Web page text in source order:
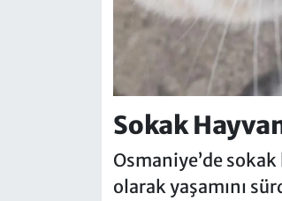
Sokak
Osmaniye’de
olarak yaşamını